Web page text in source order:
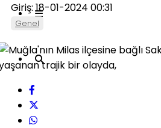
Giriş: 18-01-2024 00:31
Genel